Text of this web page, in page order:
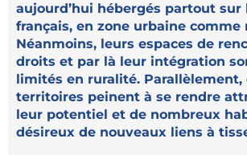
aujourd’hui hébergés partout
français, en zone urbaine comme
Néanmoins, leurs espaces de
droits et par là leur intégration
limités en ruralité. Parallèlement,
territoires peinent à se rendre
leur potentiel et de nombreux
désireux de nouveaux liens à